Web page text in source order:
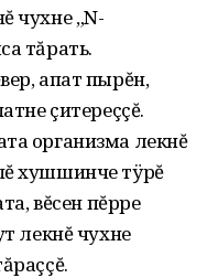
чухне „N-
тăрать.
апат пырĕн,
çитереççĕ.
организма лекнĕ
хушшинче тÿрĕ
вĕсен пĕрре
лекнĕ чухне